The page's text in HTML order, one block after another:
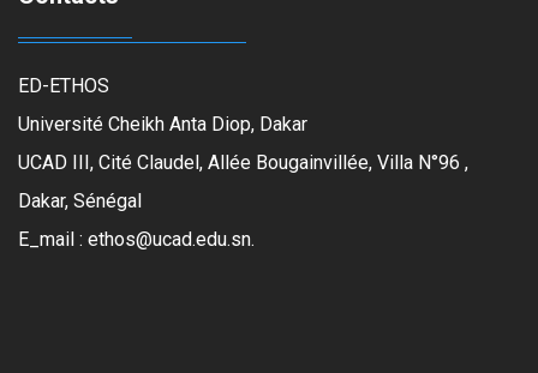
ED-ETHOS
Université Cheikh Anta Diop, Dakar
UCAD III, Cité Claudel, Allée Bougainvillée, Villa N°96 ,
Dakar, Sénégal
E_mail : ethos@ucad.edu.sn.